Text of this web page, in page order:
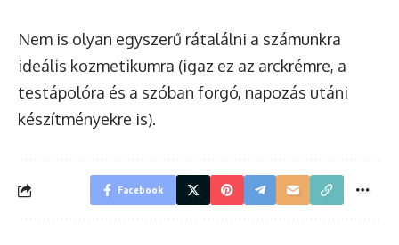
Nem is olyan egyszerű rátalálni a számunkra
ideális kozmetikumra (igaz ez az arckrémre, a
testápolóra és a szóban forgó, napozás utáni
készítményekre is).
Facebook